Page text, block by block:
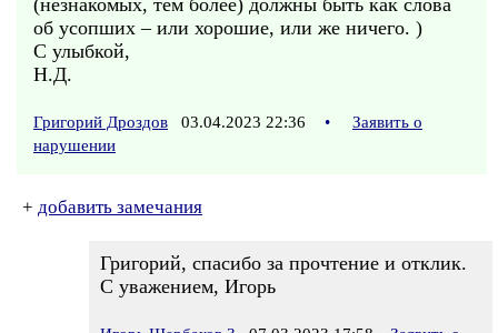
(незнакомых, тем более) должны быть как слова
об усопших – или хорошие, или же ничего. )
С улыбкой,
Н.Д.
Григорий Дроздов 03.04.2023 22:36 •
Заявить о
нарушении
+ добавить замечания
Григорий, спасибо за прочтение и отклик.
С уважением, Игорь